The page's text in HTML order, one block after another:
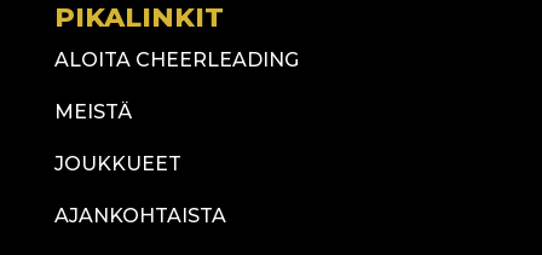
PIKALINKIT
ALOITA CHEERLEADING
MEISTÄ
JOUKKUEET
AJANKOHTAISTA